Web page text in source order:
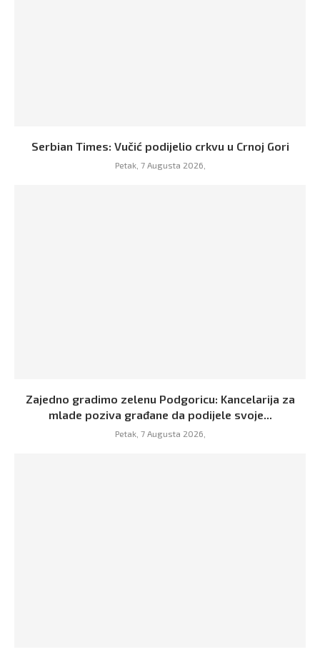
Serbian Times: Vučić podijelio crkvu u Crnoj Gori
Petak, 7 Augusta 2026,
Zajedno gradimo zelenu Podgoricu: Kancelarija za
mlade poziva građane da podijele svoje...
Petak, 7 Augusta 2026,